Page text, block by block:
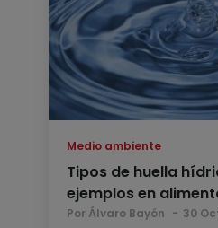
Medio ambiente
Tipos de huella
ejemplos en
Por Álvaro Bayón 30